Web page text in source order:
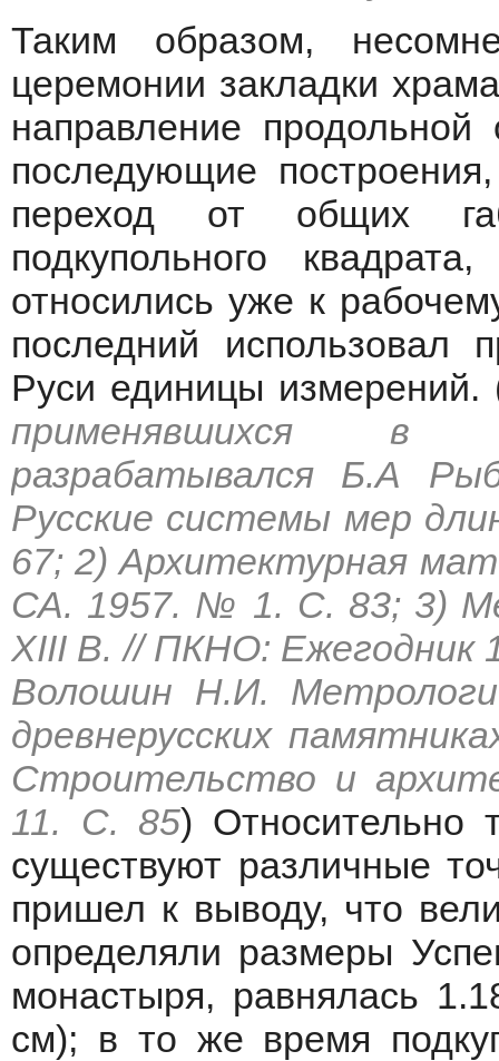
Таким образом,
церемонии закладки
направление
последующие
переход от общих
подкупольного
относились уже к
последний использовал
Руси единицы измерений.
применявшихся в
разрабатывался Б.А
Русские системы мер
67; 2) Архитектурная
СА. 1957. № 1. С. 83; 3)
XIII В. // ПКНО: Ежегодник
Волошин Н.И.
древнерусских
Строительство и
11. С. 85) Относительно
существуют различные
пришел к выводу, что
определяли размеры
монастыря, равнялась
см); в то же время